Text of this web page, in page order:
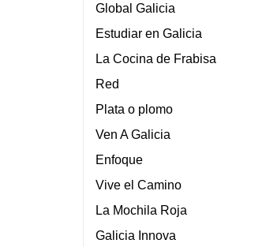
Global Galicia
Estudiar en Galicia
La Cocina de Frabisa
Red
Plata o plomo
Ven A Galicia
Enfoque
Vive el Camino
La Mochila Roja
Galicia Innova